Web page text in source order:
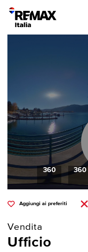
360 360
Aggiungi ai preferiti
Vendita
Ufficio